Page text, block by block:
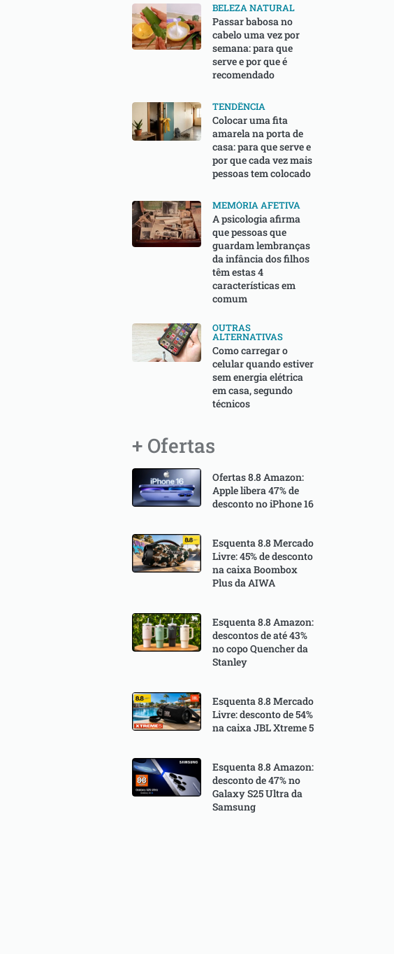
BELEZA NATURAL
Passar babosa no
cabelo uma vez por
semana: para que
serve e por que é
recomendado
TENDÊNCIA
Colocar uma fita
amarela na porta de
casa: para que serve e
por que cada vez mais
pessoas tem colocado
MEMÓRIA AFETIVA
A psicologia afirma
que pessoas que
guardam lembranças
da infância dos filhos
têm estas 4
características em
comum
OUTRAS
ALTERNATIVAS
Como carregar o
celular quando estiver
sem energia elétrica
em casa, segundo
técnicos
+ Ofertas
Ofertas 8.8 Amazon:
Apple libera 47% de
desconto no iPhone 16
Esquenta 8.8 Mercado
Livre: 45% de desconto
na caixa Boombox
Plus da AIWA
Esquenta 8.8 Amazon:
descontos de até 43%
no copo Quencher da
Stanley
Esquenta 8.8 Mercado
Livre: desconto de 54%
na caixa JBL Xtreme 5
Esquenta 8.8 Amazon:
desconto de 47% no
Galaxy S25 Ultra da
Samsung